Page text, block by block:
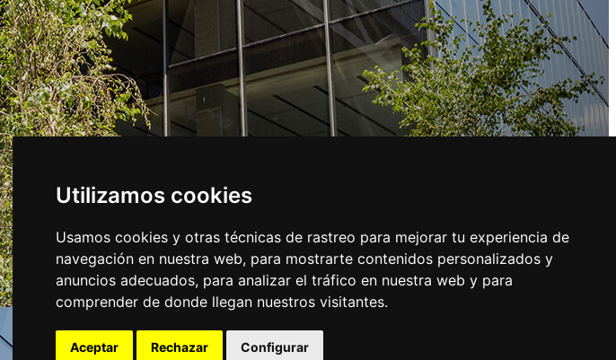
Utilizamos cookies
Usamos cookies y otras técnicas de rastreo para mejorar tu experiencia de
navegación en nuestra web, para mostrarte contenidos personalizados y
anuncios adecuados, para analizar el tráfico en nuestra web y para
comprender de donde llegan nuestros visitantes.
Aceptar Rechazar Configurar